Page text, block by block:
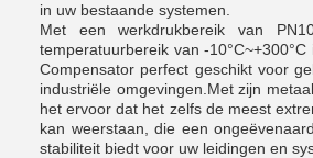
in uw bestaande systemen.
Met een werkdrukbereik van
temperatuurbereik van -
Compensator perfect geschikt voor
industriële omgevingen.Met zijn
het ervoor dat het zelfs de meest
kan weerstaan, die een
stabiliteit biedt voor uw leidingen en